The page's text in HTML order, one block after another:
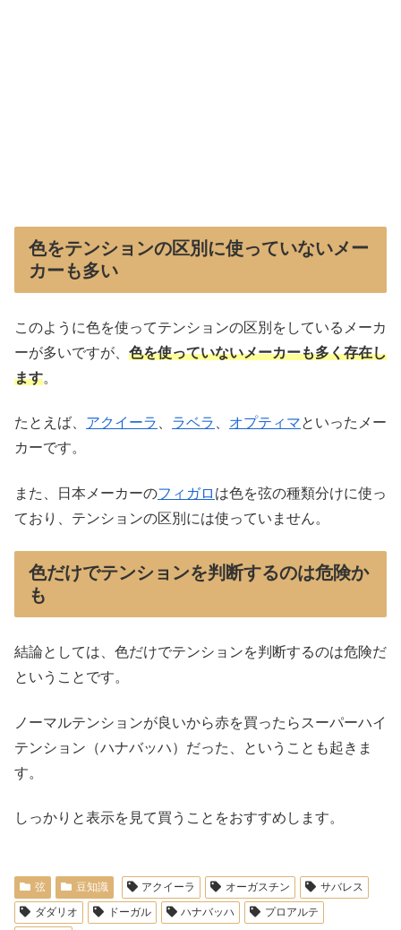
色をテンションの区別に使っていないメー
カーも多い
このように色を使ってテンションの区別をしているメーカ
ーが多いですが、 色を使っていないメーカーも多く存在し
ます。
たとえば、 アクイーラ ラベラ オプティマといったメー
カーです。
また、日本メーカーのフィガロ は色を弦の種類分けに使っ
ており、テンションの区別には使っていません。
色だけでテンションを判断するのは危険か
も
結論としては、色だけでテンションを判断するのは危険だ
ということです。
ノーマルテンションが良いから赤を買ったらスーパーハイ
テンション（ハナバッハ）だった、ということも起きま
す。
しっかりと表示を見て買うことをおすすめします。
弦 豆知識 アクイーラ オーガスチン
サバレス
ダダリオ
ドーガル ハナバッハ
プロアルテ